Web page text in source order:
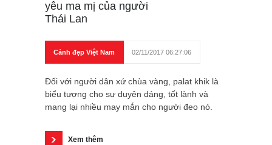
yêu ma mị của người
Thái Lan
Cảnh đẹp Việt Nam 02/11/2017 06:27:06
Đối với người dân xứ chùa vàng, palat khik là
biểu tượng cho sự duyên dáng, tốt lành và
mang lại nhiều may mắn cho người đeo nó.
Xem thêm